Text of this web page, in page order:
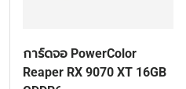
การ์ดจอ PowerColor
Reaper RX 9070 XT 16GB